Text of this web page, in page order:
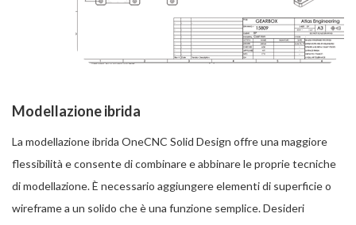
Modellazione ibrida
La modellazione ibrida OneCNC Solid Design offre una maggiore
flessibilità e consente di combinare e abbinare le proprie tecniche
di modellazione. È necessario aggiungere elementi di superficie o
wireframe a un solido che è una funzione semplice. Desideri